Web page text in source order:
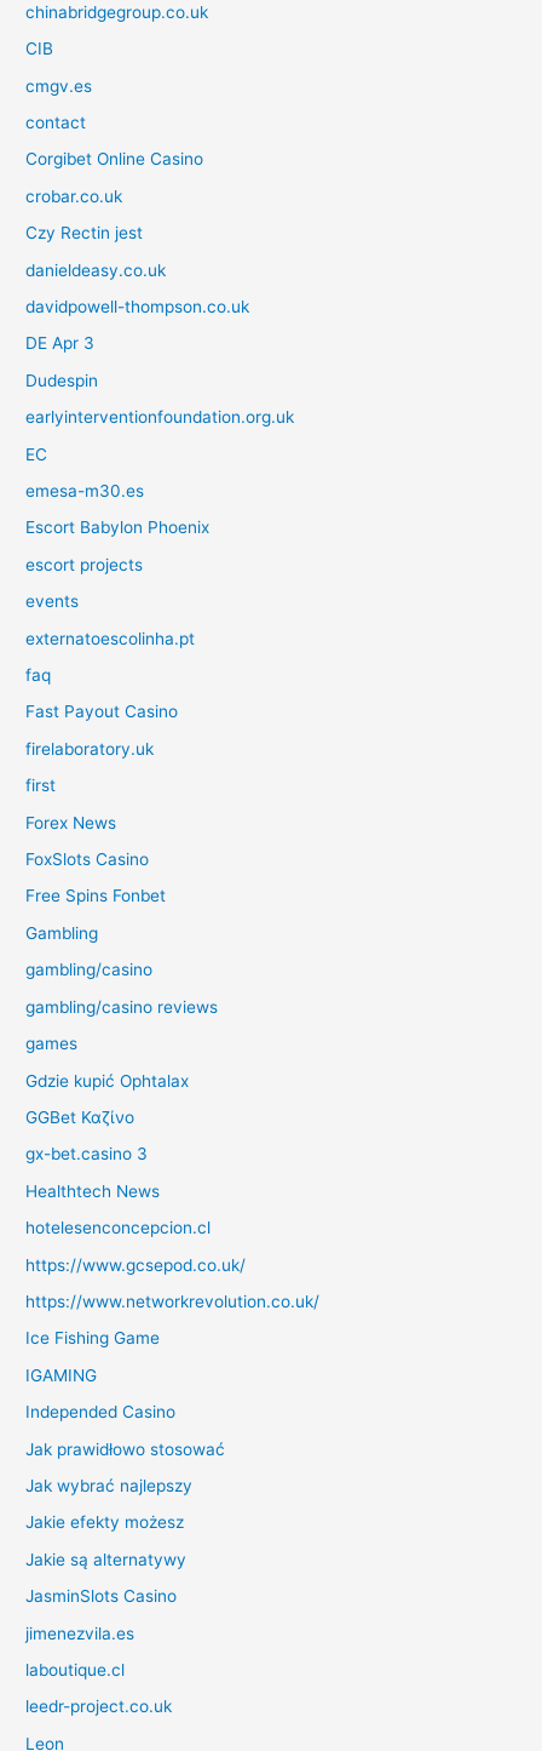
chinabridgegroup.co.uk
CIB
cmgv.es
contact
Corgibet Online Casino
crobar.co.uk
Czy Rectin jest
danieldeasy.co.uk
davidpowell-thompson.co.uk
DE Apr 3
Dudespin
earlyinterventionfoundation.org.uk
EC
emesa-m30.es
Escort Babylon Phoenix
escort projects
events
externatoescolinha.pt
faq
Fast Payout Casino
firelaboratory.uk
first
Forex News
FoxSlots Casino
Free Spins Fonbet
Gambling
gambling/casino
gambling/casino reviews
games
Gdzie kupić Ophtalax
GGBet Καζίνο
gx-bet.casino 3
Healthtech News
hotelesenconcepcion.cl
https://www.gcsepod.co.uk/
https://www.networkrevolution.co.uk/
Ice Fishing Game
IGAMING
Independed Casino
Jak prawidłowo stosować
Jak wybrać najlepszy
Jakie efekty możesz
Jakie są alternatywy
JasminSlots Casino
jimenezvila.es
laboutique.cl
leedr-project.co.uk
Leon